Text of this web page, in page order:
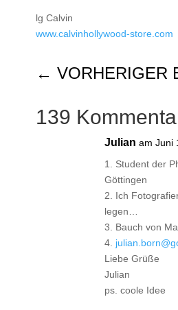
lg Calvin
www.calvinhollywood-store.com
← VORHERIGER
139
Julian am Juni
1. Student der
Göttingen
2. Ich
legen…
3. Bauch von
4.
Liebe Grüße
Julian
ps. coole Idee